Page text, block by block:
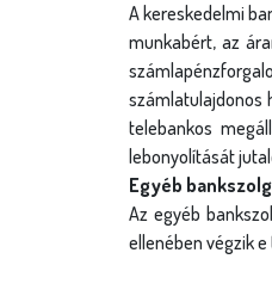
A kereskedelmi
munkabért, az
számlatulajdonos
telebankos
lebonyolítását
Egyéb
Az egyéb
ellenében végzik